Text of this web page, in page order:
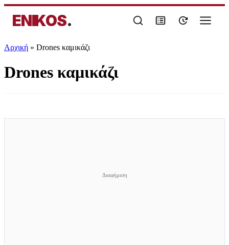
ENIKOS.
Αρχική » Drones καμικάζι
Drones καμικάζι